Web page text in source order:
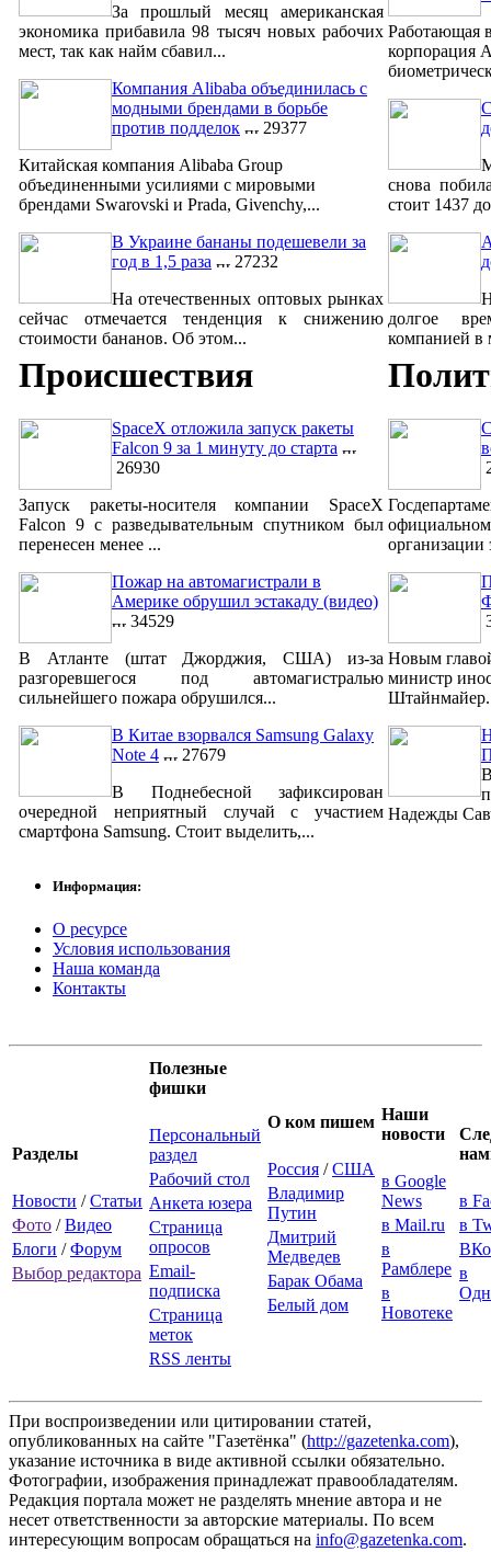
За прошлый месяц американская
экономика прибавила 98 тысяч новых рабочих
мест, так как найм сбавил...
Компания Alibaba объединилась с
модными брендами в борьбе
против подделок
29377
Китайская компания Alibaba Group
объединенными усилиями с мировыми
брендами Swarovski и Prada, Givenchy,...
В Украине бананы подешевели за
год в 1,5 раза
27232
На отечественных оптовых рынках
сейчас отмечается тенденция к снижению
стоимости бананов. Об этом...
Работающая
корпорация
снова
стоит 1437
долгое
компанией в
Происшествия
SpaceX отложила запуск ракеты
Falcon 9 за 1 минуту до старта
26930
Запуск ракеты-носителя компании SpaceX
Falcon 9 с разведывательным спутником был
перенесен менее ...
Пожар на автомагистрали в
Америке обрушил эстакаду (видео)
34529
В Атланте (штат Джорджия, США) из-за
разгоревшегося под автомагистралью
сильнейшего пожара обрушился...
В Китае взорвался Samsung Galaxy
Note 4
27679
В Поднебесной зафиксирован
очередной неприятный случай с участием
смартфона Samsung. Стоит выделить,...
организации
Новым
министр
Надежды
Информация:
О ресурсе
Условия использования
Наша команда
Контакты
Разделы
Новости /Статьи
Фото /Видео
Блоги /Форум
Выбор редактора
Полезные
фишки
Персональный
раздел
Рабочий стол
Анкета юзера
Страница
опросов
Email-
подписка
Страница
меток
RSS ленты
О ком пишем
Россия /США
Владимир
Путин
Дмитрий
Медведев
Барак Обама
Белый дом
Наши
новости
в Google
News
в Mail.ru
в
Рамблере
в
Новотеке
в
в
в
При воспроизведении или цитировании статей,
опубликованных на сайте "Газетёнка" (http://gazetenka.com),
указание источника в виде активной ссылки обязательно.
Фотографии, изображения принадлежат правообладателям.
Редакция портала может не разделять мнение автора и не
несет ответственности за авторские материалы. По всем
интересующим вопросам обращаться на info@gazetenka.com.